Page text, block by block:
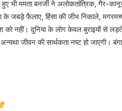
भी ममता बनर्जी ने अलोकतांत्रिक, गैर-
के जबड़े फैलाए, हिंसा की जीभ निकाले,
नहीं। दुनिया के लोग केवल बुराइयों से
जीवन की सार्थकता नष्ट हो जाएगी।